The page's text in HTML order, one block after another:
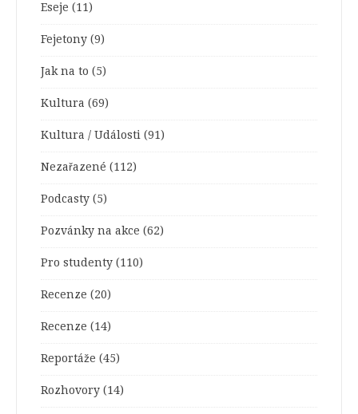
Eseje (11)
Fejetony (9)
Jak na to (5)
Kultura (69)
Kultura / Události (91)
Nezařazené (112)
Podcasty (5)
Pozvánky na akce (62)
Pro studenty (110)
Recenze (20)
Recenze (14)
Reportáže (45)
Rozhovory (14)